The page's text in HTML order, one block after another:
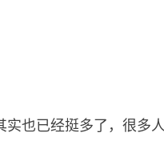
实也已经挺多了，很多